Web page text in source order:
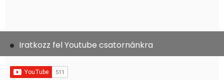
Iratkozz fel Youtube csatornánkra